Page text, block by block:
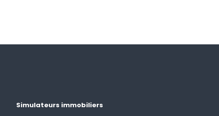
Simulateurs immobiliers